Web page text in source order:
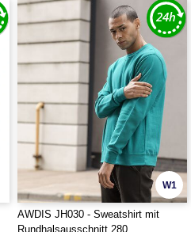
W1
AWDIS JH030 - Sweatshirt mit
Rundhalsausschnitt 280